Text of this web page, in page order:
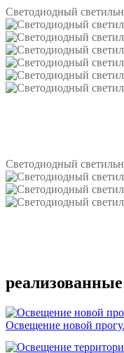
Светодиодный
Светодиодный
Освещение новой